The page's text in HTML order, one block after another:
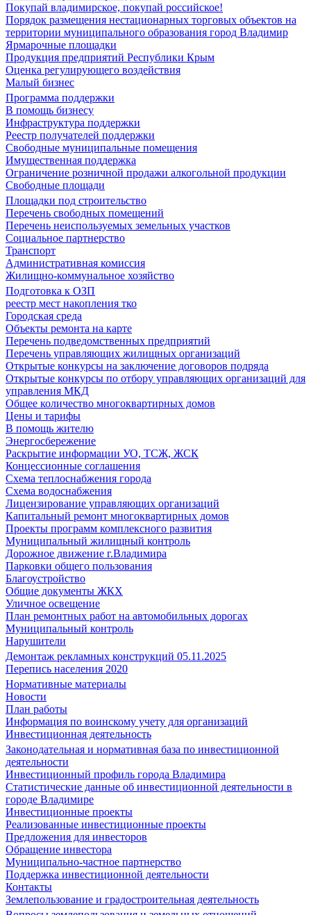
Покупай владимирское, покупай российское!
Порядок размещения нестационарных торговых объектов на
территории муниципального образования город Владимир
Ярмарочные площадки
Продукция предприятий Республики Крым
Оценка регулирующего воздействия
Малый бизнес
Программа поддержки
В помощь бизнесу
Инфраструктура поддержки
Реестр получателей поддержки
Свободные муниципальные помещения
Имущественная поддержка
Ограничение розничной продажи алкогольной продукции
Свободные площади
Площадки под строительство
Перечень свободных помещений
Перечень неиспользуемых земельных участков
Социальное партнерство
Транспорт
Административная комиссия
Жилищно-коммунальное хозяйство
Подготовка к ОЗП
реестр мест накопления тко
Городская среда
Объекты ремонта на карте
Перечень подведомственных предприятий
Перечень управляющих жилищных организаций
Открытые конкурсы на заключение договоров подряда
Открытые конкурсы по отбору управляющих организаций для
управления МКД
Общее количество многоквартирных домов
Цены и тарифы
В помощь жителю
Энергосбережение
Раскрытие информации УО, ТСЖ, ЖСК
Концессионные соглашения
Схема теплоснабжения города
Схема водоснабжения
Лицензирование управляющих организаций
Капитальный ремонт многоквартирных домов
Проекты программ комплексного развития
Муниципальный жилищный контроль
Дорожное движение г.Владимира
Парковки общего пользования
Благоустройство
Общие документы ЖКХ
Уличное освещение
План ремонтных работ на автомобильных дорогах
Муниципальный контроль
Нарушители
Демонтаж рекламных конструкций 05.11.2025
Перепись населения 2020
Нормативные материалы
Новости
План работы
Информация по воинскому учету для организаций
Инвестиционная деятельность
Законодательная и нормативная база по инвестиционной
деятельности
Инвестиционный профиль города Владимира
Статистические данные об инвестиционной деятельности в
городе Владимире
Инвестиционные проекты
Реализованные инвестиционные проекты
Предложения для инвесторов
Обращение инвестора
Муниципально-частное партнерство
Поддержка инвестиционной деятельности
Контакты
Землепользование и градостроительная деятельность